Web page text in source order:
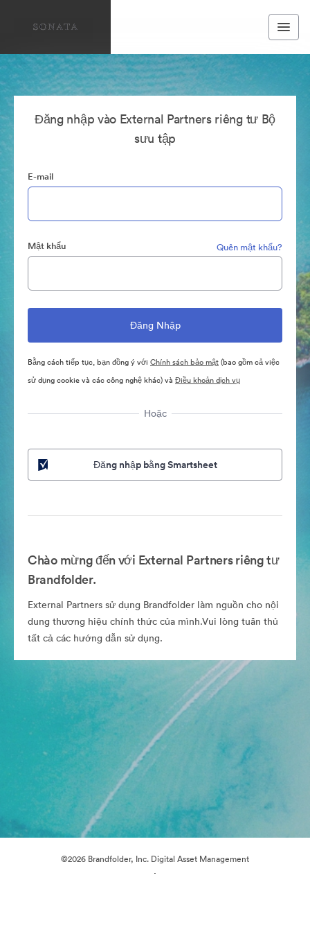
Đăng nhập vào External Partners riêng tư Bộ
sưu tập
E-mail
Mật khẩu Quên mật khẩu?
Bằng cách tiếp tục, bạn đồng ý với Chính sách bảo mật(bao gồm cả việc
sử dụng cookie và các công nghệ khác) và Điều khoản dịch vụ
Hoặc
Đăng nhập bằng Smartsheet
Chào mừng đến với External Partners riêng tư
Brandfolder.
External Partners sử dụng Brandfolder làm nguồn cho nội
dung thương hiệu chính thức của mình.Vui lòng tuân thủ
tất cả các hướng dẫn sử dụng.
©2026 Brandfolder, Inc. Digital Asset Management
·